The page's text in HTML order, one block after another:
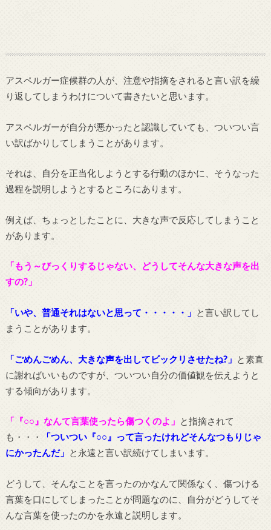
アスペルガー症候群の人が、注意や指摘をされると言い訳を繰
り返してしまうわけについて書きたいと思います。
アスペルガーが自分が悪かったと認識していても、ついつい言
い訳ばかりしてしまうことがあります。
それは、自分を正当化しようとする行動のほかに、そうなった
過程を説明しようとするところにあります。
例えば、ちょっとしたことに、大きな声で反応してしまうこと
があります。
「もう～びっくりするじゃない、どうしてそんな大きな声を出
すの?」
「いや、普通それはないと思って・・・・・」 と言い訳してし
まうことがあります。
「ごめんごめん、大きな声を出してビックリさせたね?」 と素直
に謝ればいいものですが、ついつい自分の価値観を伝えようと
する傾向があります。
「『○○』なんて言葉使ったら傷つくのよ」 と指摘されて
も・・・
「ついつい『○○』って言ったけれどそんなつもりじゃ
にかったんだ」 と永遠と言い訳続けてしまいます。
どうして、そんなことを言ったのかなんて関係なく、傷つける
言葉を口にしてしまったことが問題なのに、自分がどうしてそ
んな言葉を使ったのかを永遠と説明します。